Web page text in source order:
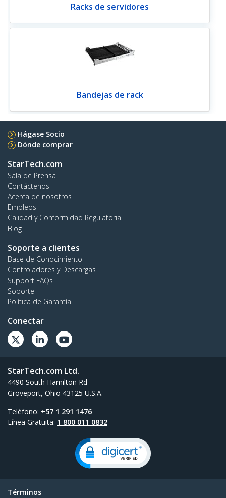
Racks de servidores
Bandejas de rack
Hágase Socio
Dónde comprar
StarTech.com
Sala de Prensa
Contáctenos
Acerca de nosotros
Empleos
Calidad y Conformidad Regulatoria
Blog
Soporte a clientes
Base de Conocimiento
Controladores y Descargas
Support FAQs
Soporte
Política de Garantía
Conectar
StarTech.com Ltd.
4490 South Hamilton Rd
Groveport, Ohio 43125 U.S.A.
Teléfono: +57 1 291 1476
Línea Gratuita: 1 800 011 0832
Términos